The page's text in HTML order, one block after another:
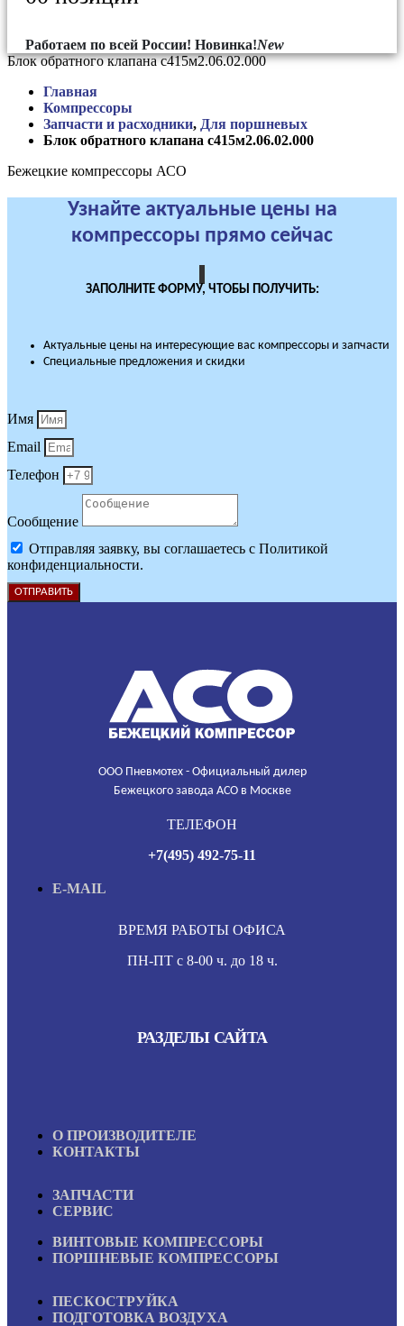
Работаем по всей России! Новинка!New
Блок обратного клапана с415м2.06.02.000
Главная
Компрессоры
Запчасти и расходники, Для поршневых
Блок обратного клапана с415м2.06.02.000
Бежецкие компрессоры АСО
Узнайте актуальные цены на
компрессоры прямо сейчас
ЗАПОЛНИТЕ ФОРМУ, ЧТОБЫ ПОЛУЧИТЬ:
Актуальные цены на интересующие вас компрессоры и запчасти
Специальные предложения и скидки
Имя
Email
Телефон
Сообщение
Отправляя заявку, вы соглашаетесь с Политикой
конфиденциальности.
ОТПРАВИТЬ
ООО Пневмотех - Официальный дилер
Бежецкого завода АСО в Москве
ТЕЛЕФОН
+7(495) 492-75-11
E-MAIL
ВРЕМЯ РАБОТЫ ОФИСА
ПН-ПТ с 8-00 ч. до 18 ч.
РАЗДЕЛЫ САЙТА
О ПРОИЗВОДИТЕЛЕ
КОНТАКТЫ
ЗАПЧАСТИ
СЕРВИС
ВИНТОВЫЕ КОМПРЕССОРЫ
ПОРШНЕВЫЕ КОМПРЕССОРЫ
ПЕСКОСТРУЙКА
ПОДГОТОВКА ВОЗДУХА